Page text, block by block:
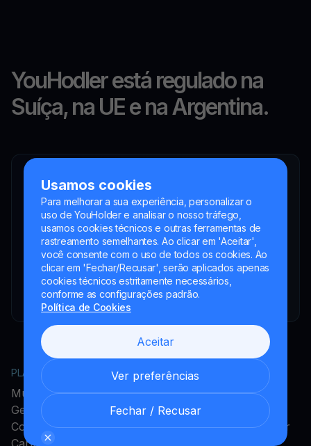
Usamos cookies
Para melhorar a sua experiência, personalizar o
uso de YouHolder e analisar o nosso tráfego,
usamos cookies técnicos e outras ferramentas de
rastreamento semelhantes. Ao clicar em 'Aceitar',
você consente com o uso de todos os cookies. Ao
clicar em 'Fechar/Recusar', serão aplicados apenas
cookies técnicos estritamente necessários,
conforme as configurações padrão.
Política de Cookies
Aceitar
Ver preferências
Fechar / Recusar
YouHodler está regulado na
Suíça, na UE e na Argentina.
YouHodler SA
YouHodler Italy S.R.L.
Registered as a VASP with the OAM
YouHodler SA
Registrada como VASP no Banco de España
YouHodler SA Sucursal na Argentina.
Registrada como VASP junto à CNV.
PLATAFORMA
MultiHODL
Get Cash
Conversão
EMPRESA
Acerca do YouHodler
Programa de Afiliados
Programa de Embaixador